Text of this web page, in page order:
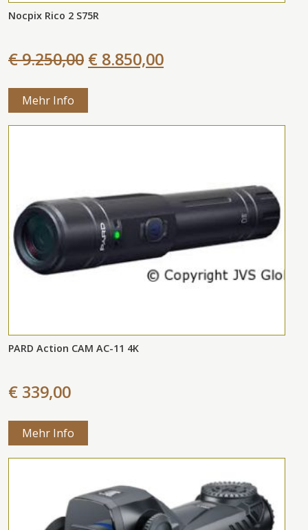
Nocpix Rico 2 S75R
€ 9.250,00 € 8.850,00
Mehr Info
PARD Action CAM AC-11 4K
€ 339,00
Mehr Info